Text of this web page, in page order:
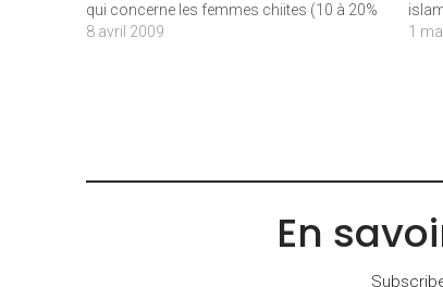
qui concerne les femmes chiites (10 à 20%
des afghanes), exige des femmes qu’elles
8 avril 2009 1
En